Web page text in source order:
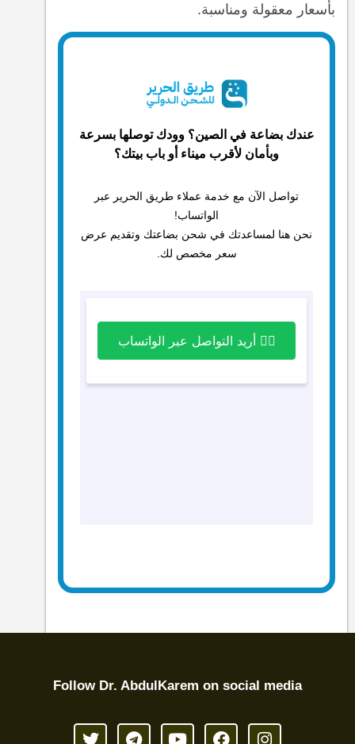
بأسعار معقولة ومناسبة.
عندك بضاعة في الصين؟ وودك توصلها بسرعة
وبأمان لأقرب ميناء أو باب بيتك؟
تواصل الآن مع خدمة عملاء طريق الحرير عبر
الواتساب!
نحن هنا لمساعدتك في شحن بضاعتك وتقديم عرض
سعر مخصص لك.
Follow Dr. AbdulKarem on social media